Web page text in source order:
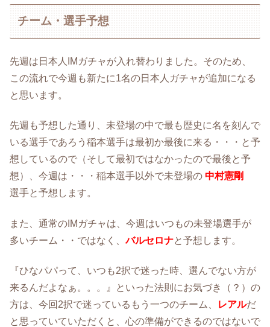
チーム・選手予想
先週は日本人IMガチャが入れ替わりました。そのため、
この流れで今週も新たに1名の日本人ガチャが追加になる
と思います。
先週も予想した通り、未登場の中で最も歴史に名を刻んで
いる選手であろう稲本選手は最初か最後に来る・・・と予
想しているので（そして最初ではなかったので最後と予
想）、今週は・・・稲本選手以外で未登場の 中村憲剛
選手と予想します。
また、通常のIMガチャは、今週はいつもの未登場選手が
多いチーム・・ではなく、バルセロナと予想します。
『ひなパパって、いつも2択で迷った時、選んでない方が
来るんだよなぁ。。。』といった法則にお気づき（？）の
方は、今回2択で迷っているもう一つのチーム、
レアルだ
と思っていていただくと、心の準備ができるのではないで